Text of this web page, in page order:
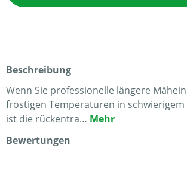
Beschreibung
Wenn Sie professionelle längere
frostigen Temperaturen in
ist die rückentra… Mehr
Bewertungen